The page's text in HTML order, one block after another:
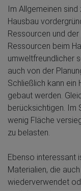
Im Allgemeinen
Hausbau
Ressourcen und
Ressourcen beim
umweltfreundlicher
auch von der
Schließlich kann
gebaut werden.
berücksichtigen. Im
wenig Fläche
zu belasten.
Ebenso interessant
Materialien, die
wiederverwendet